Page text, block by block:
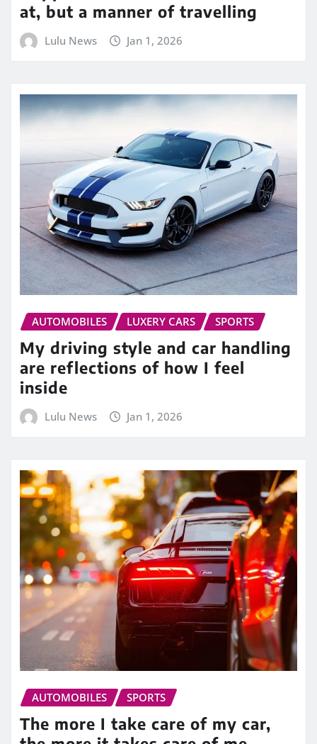
at, but a manner of travelling
Lulu News Jan 1, 2026
AUTOMOBILES LUXERY CARS SPORTS
My driving style and car handling
are reflections of how I feel
inside
Lulu News Jan 1, 2026
AUTOMOBILES SPORTS
The more I take care of my car,